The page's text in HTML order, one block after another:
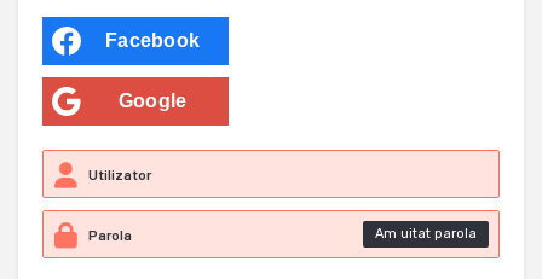
Facebook
Google
Am uitat parola